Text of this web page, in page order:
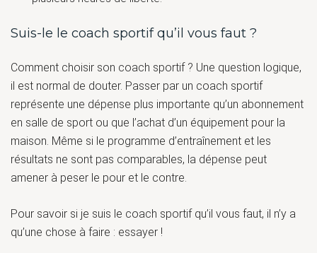
Suis-le le coach sportif qu’il vous faut ?
Comment choisir son coach sportif ? Une question logique,
il est normal de douter. Passer par un coach sportif
représente une dépense plus importante qu’un abonnement
en salle de sport ou que l’achat d’un équipement pour la
maison. Même si le programme d’entraînement et les
résultats ne sont pas comparables, la dépense peut
amener à peser le pour et le contre.
Pour savoir si je suis le coach sportif qu’il vous faut, il n’y a
qu’une chose à faire : essayer !